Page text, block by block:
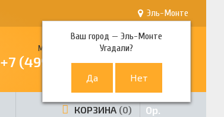
Эль-Монте
Ваш город —Эль-Монте
Угадали?
Многоканальный телефон
+7 (499) 380-80-80
КОРЗИНА 0 0р.